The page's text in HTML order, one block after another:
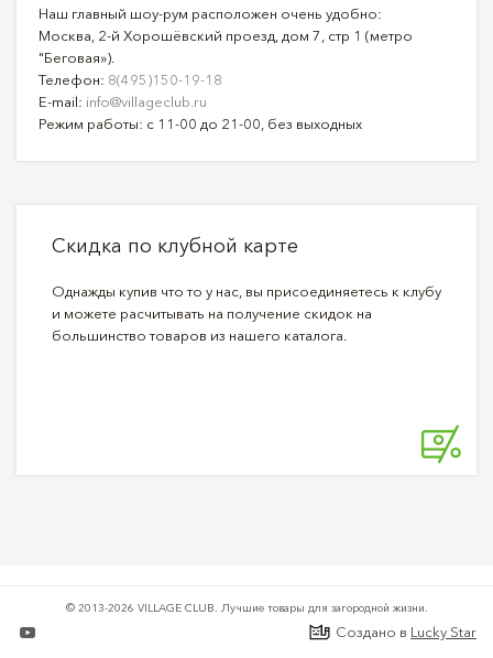
Наш главный шоу-рум расположен очень удобно:
Москва, 2-й Хорошёвский проезд, дом 7, стр 1 (метро
"Беговая»).
Телефон: 8(495)150-19-18
E-mail: info@villageclub.ru
Режим работы: с 11-00 до 21-00, без выходных
Скидка по клубной карте
Однажды купив что то у нас, вы присоединяетесь к клубу
и можете расчитывать на получение скидок на
большинство товаров из нашего каталога.
© 2013-2026 VILLAGE CLUB. Лучшие товары для загородной жизни.
Создано в Lucky Star